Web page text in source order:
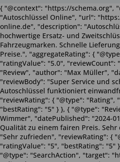
{ "@context": "https://schema.org",
"Autoschlüssel Online", "url":
online.de", "description":
hochwertige Ersatz- und
Fahrzeugmarken. Schnelle
Preise.", "aggregateRating": {
"ratingValue": "5.0", "reviewCount":
"Review", "author": "Max Müller",
"reviewBody": "Super Service und
Autoschlüssel funktioniert
"reviewRating": { "@type": "Rating",
"bestRating": "5" } }, { "@type":
Wimmer", "datePublished": "2024-
Qualität zu einem fairen Preis.
"Sehr zufrieden", "reviewRating": {
"ratingValue": "5", "bestRating": "5"
"@type": "SearchAction", "target":